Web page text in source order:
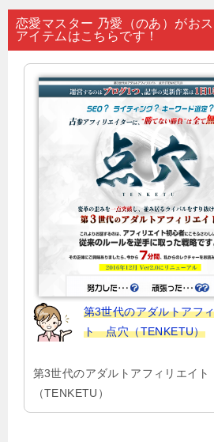
ナ
ビ
恋愛マスター 乃愛（のあ）がお
アイテムはこちらです！
第3世代のアダルトアフ
ト 点穴（TENKETU）
第3世代のアダルトアフィリエイ
（TENKETU）